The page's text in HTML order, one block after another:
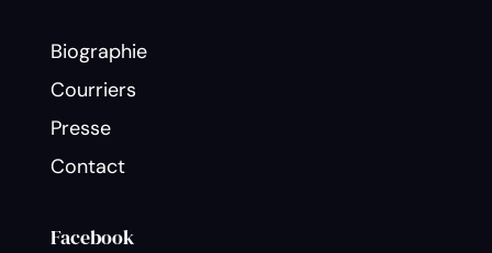
Biographie
Courriers
Presse
Contact
Facebook